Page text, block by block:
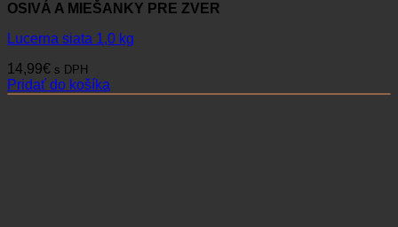
OSIVÁ A MIEŠANKY PRE ZVER
Lucerna siata 1,0 kg
14,99€ s DPH
Pridať do košíka